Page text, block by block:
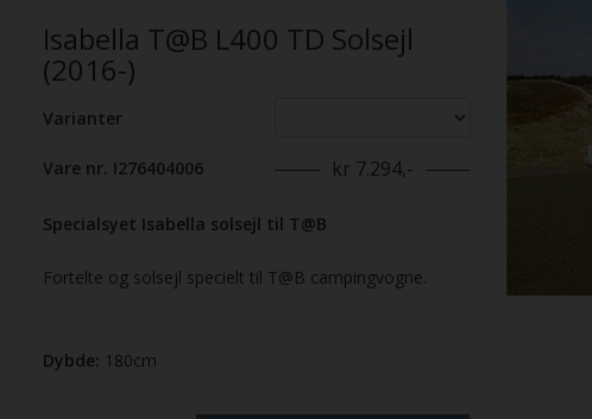
Isabella T@B L400 TD Solsejl
(2016-)
Varianter
Vare nr. I276404006 kr 7.294,-
Specialsyet Isabella solsejl til T@B
Fortelte og solsejl specielt til T@B campingvogne.
Dybde: 180cm